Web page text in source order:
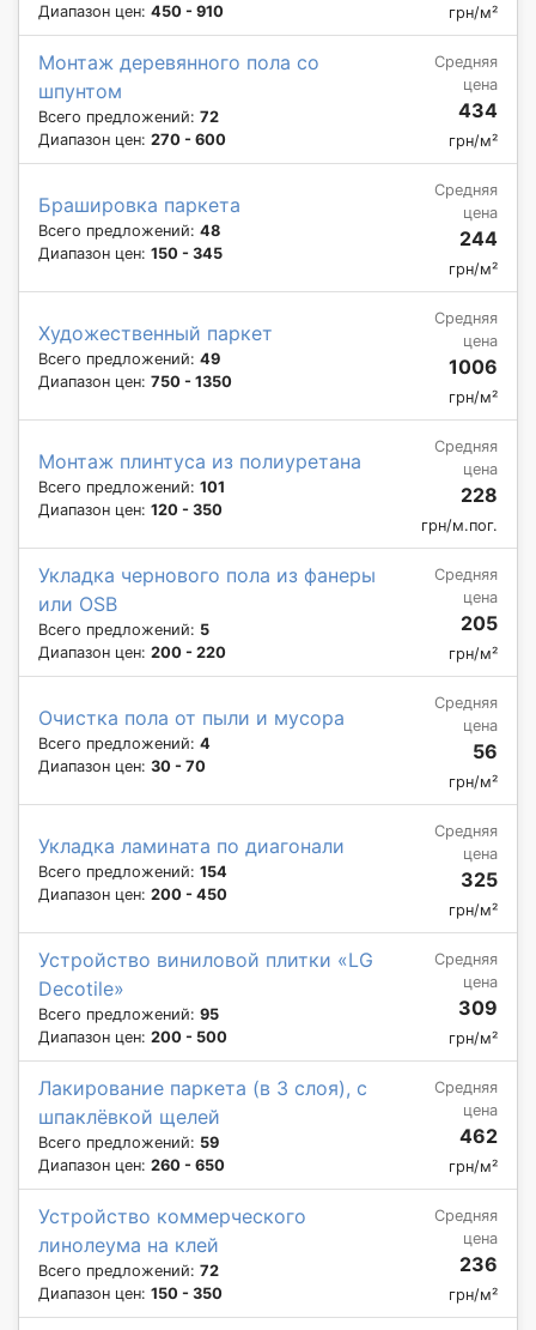
Диапазон цен: 450 - 910 грн/м²
Монтаж деревянного пола со
шпунтом
Всего предложений: 72
Диапазон цен: 270 - 600
Средняя
цена
434
грн/м²
Брашировка паркета
Всего предложений: 48
Диапазон цен: 150 - 345
Средняя
цена
244
грн/м²
Художественный паркет
Всего предложений: 49
Диапазон цен: 750 - 1350
Средняя
цена
1006
грн/м²
Монтаж плинтуса из полиуретана
Всего предложений: 101
Диапазон цен: 120 - 350
Средняя
цена
228
грн/м.пог.
Укладка чернового пола из фанеры
или OSB
Всего предложений: 5
Диапазон цен: 200 - 220
Средняя
цена
205
грн/м²
Очистка пола от пыли и мусора
Всего предложений: 4
Диапазон цен: 30 - 70
Средняя
цена
56
грн/м²
Укладка ламината по диагонали
Всего предложений: 154
Диапазон цен: 200 - 450
Средняя
цена
325
грн/м²
Устройство виниловой плитки «LG
Decotile»
Всего предложений: 95
Диапазон цен: 200 - 500
Средняя
цена
309
грн/м²
Лакирование паркета (в 3 слоя), с
шпаклёвкой щелей
Всего предложений: 59
Диапазон цен: 260 - 650
Средняя
цена
462
грн/м²
Устройство коммерческого
линолеума на клей
Всего предложений: 72
Диапазон цен: 150 - 350
Средняя
цена
236
грн/м²